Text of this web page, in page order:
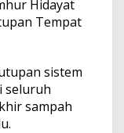
Hidayat
Tempat
sistem
seluruh
sampah